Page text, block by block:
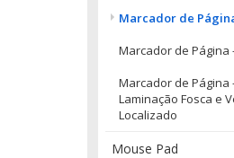
Marcador de
Marcador de Página
Marcador de Página
Laminação Fosca e
Localizado
Mouse Pad